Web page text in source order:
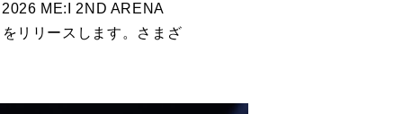
ME:I 2ND ARENA
リリースします。さまざ